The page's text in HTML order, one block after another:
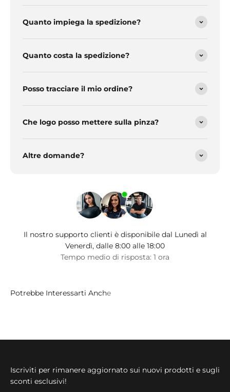
Quanto impiega la spedizione?
Quanto costa la spedizione?
Posso tracciare il mio ordine?
Che logo posso mettere sulla pinza?
Altre domande?
Il nostro supporto clienti è disponibile dal Lunedì al
Venerdì, dalle 8:00 alle 18:00
Tempo medio di risposta: 1 ora
Iscriviti per rimanere aggiornato sui nuovi prodotti e sugli
sconti esclusivi!